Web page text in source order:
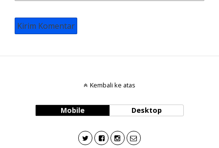
Kembali ke atas
Mobile Desktop